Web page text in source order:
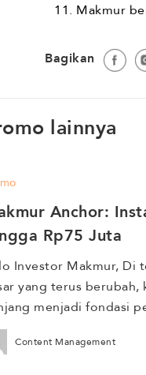
Makmur
Bagikan
lainnya
Anchor:
Rp75 Juta
Investor Makmur, Di
yang terus berubah,
menjadi fondasi
kekayaan
dan
Content Management